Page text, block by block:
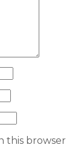
this browser